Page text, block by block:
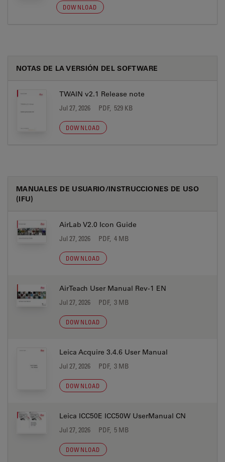
DOWNLOAD
NOTAS DE LA VERSIÓN DEL SOFTWARE
TWAIN v2.1 Release note
Jul 27, 2026 PDF, 529 KB
DOWNLOAD
MANUALES DE USUARIO/INSTRUCCIONES DE USO
(IFU)
AirLab V2.0 Icon Guide
Jul 27, 2026 PDF, 4 MB
DOWNLOAD
AirTeach User Manual Rev-1 EN
Jul 27, 2026 PDF, 3 MB
DOWNLOAD
Leica Acquire 3.4.6 User Manual
Jul 27, 2026 PDF, 3 MB
DOWNLOAD
Leica ICC50E ICC50W UserManual CN
Jul 27, 2026 PDF, 5 MB
DOWNLOAD